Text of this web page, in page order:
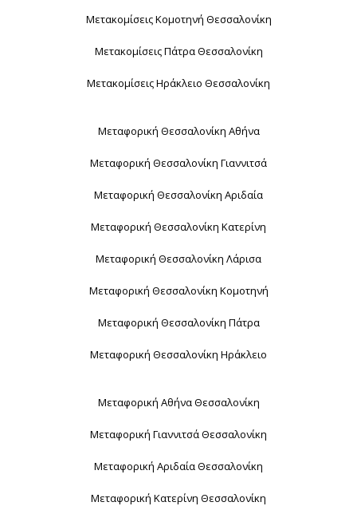
Μετακομίσεις Κομοτηνή Θεσσαλονίκη
Μετακομίσεις Πάτρα Θεσσαλονίκη
Μετακομίσεις Ηράκλειο Θεσσαλονίκη
Μεταφορική Θεσσαλονίκη Αθήνα
Μεταφορική Θεσσαλονίκη Γιαννιτσά
Μεταφορική Θεσσαλονίκη Αριδαία
Μεταφορική Θεσσαλονίκη Κατερίνη
Μεταφορική Θεσσαλονίκη Λάρισα
Μεταφορική Θεσσαλονίκη Κομοτηνή
Μεταφορική Θεσσαλονίκη Πάτρα
Μεταφορική Θεσσαλονίκη Ηράκλειο
Μεταφορική Αθήνα Θεσσαλονίκη
Μεταφορική Γιαννιτσά Θεσσαλονίκη
Μεταφορική Αριδαία Θεσσαλονίκη
Μεταφορική Κατερίνη Θεσσαλονίκη